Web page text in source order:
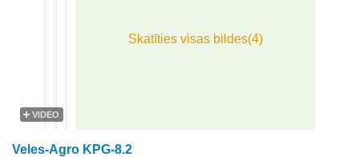
VIDEO
Veles-Agro KPG-8.2